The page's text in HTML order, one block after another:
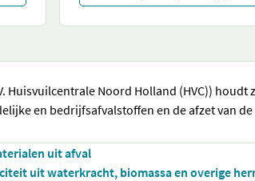
Huisvuilcentrale Noord Holland (HVC))
en bedrijfsafvalstoffen en de afzet van
uit afval
uit waterkracht, biomassa en overige